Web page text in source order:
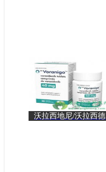
沃拉西地尼/沃拉西德